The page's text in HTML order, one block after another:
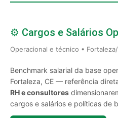
⚙️ Cargos e Salários
Operacional e técnico • Fortaleza/
Benchmark salarial da base
Fortaleza, CE — referência
RH e consultores
cargos e salários e políticas de